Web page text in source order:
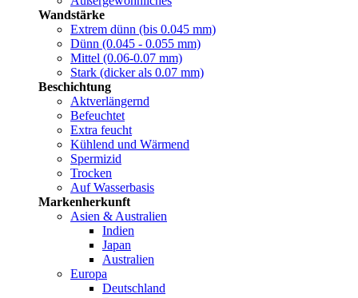
Wandstärke
Extrem dünn (bis 0.045 mm)
Dünn (0.045 - 0.055 mm)
Mittel (0.06-0.07 mm)
Stark (dicker als 0.07 mm)
Beschichtung
Aktverlängernd
Befeuchtet
Extra feucht
Kühlend und Wärmend
Spermizid
Trocken
Auf Wasserbasis
Markenherkunft
Asien & Australien
Indien
Japan
Australien
Europa
Deutschland